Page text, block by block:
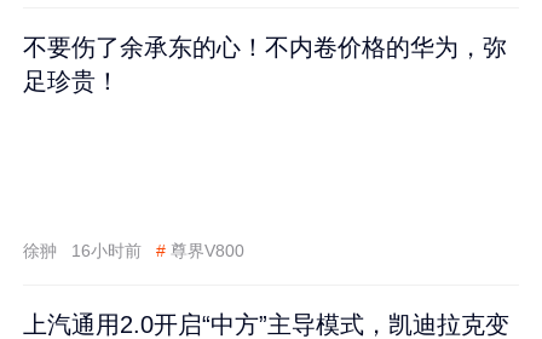
不要伤了余承东的心！不内卷价格的华为，弥
足珍贵！
徐翀 16小时前 # 尊界V800
上汽通用2.0开启“中方”主导模式，凯迪拉克变